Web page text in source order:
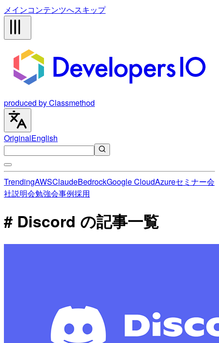
メインコンテンツへスキップ
produced by Classmethod
OriginalEnglish
TrendingAWSClaudeBedrockGoogle CloudAzureセミナー会
社説明会勉強会事例採用
# Discord の記事一覧